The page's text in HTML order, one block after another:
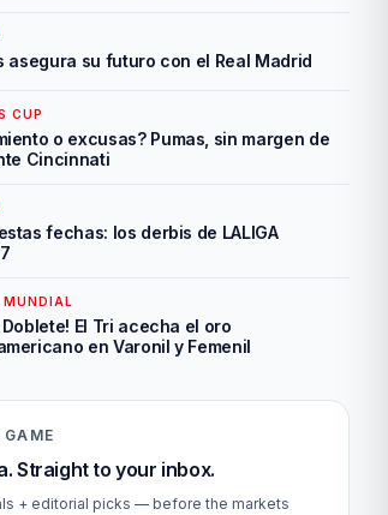
asegura su futuro con el Real Madrid
CUP
o excusas? Pumas, sin margen de
Cincinnati
fechas: los derbis de LALIGA
Doblete! El Tri acecha el oro
en Varonil y Femenil
Straight to your inbox.
+ editorial picks — before the markets